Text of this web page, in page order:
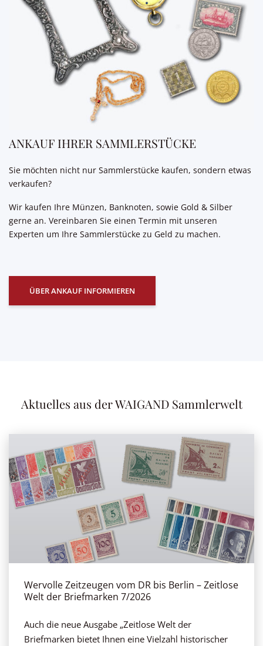
ANKAUF IHRER SAMMLERSTÜCKE
Sie möchten nicht nur Sammlerstücke kaufen, sondern etwas
verkaufen?
Wir kaufen Ihre Münzen, Banknoten, sowie Gold & Silber
gerne an. Vereinbaren Sie einen Termin mit unseren
Experten um Ihre Sammlerstücke zu Geld zu machen.
ÜBER ANKAUF INFORMIEREN
Aktuelles aus der WAIGAND Sammlerwelt
Wervolle Zeitzeugen vom DR bis Berlin – Zeitlose
Welt der Briefmarken 7/2026
Auch die neue Ausgabe „Zeitlose Welt der
Briefmarken bietet Ihnen eine Vielzahl historischer